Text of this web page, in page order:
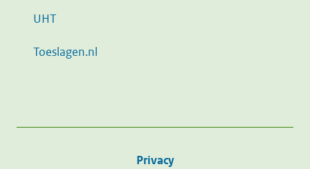
UHT
Toeslagen.nl
Privacy